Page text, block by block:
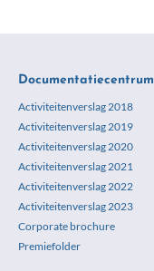
Documentatiecentrum
Activiteitenverslag 2018
Activiteitenverslag 2019
Activiteitenverslag 2020
Activiteitenverslag 2021
Activiteitenverslag 2022
Activiteitenverslag 2023
Corporate brochure
Premiefolder